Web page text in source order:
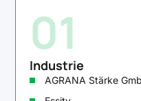
01
Industrie
AGRANA Stärke